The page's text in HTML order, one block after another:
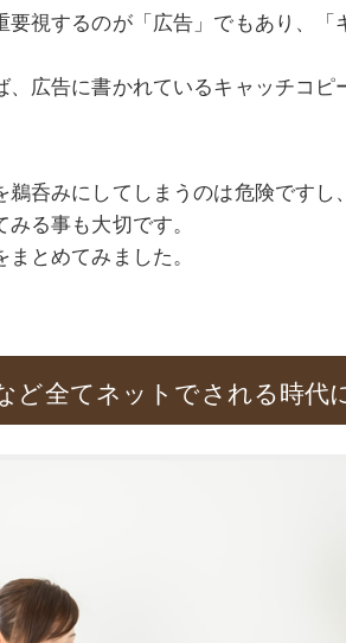
要視するのが「広告」でもあり、「
、広告に書かれているキャッチコピ
鵜呑みにしてしまうのは危険です
る事も大切です。
とめてみました。
ど全てネットでされる時代